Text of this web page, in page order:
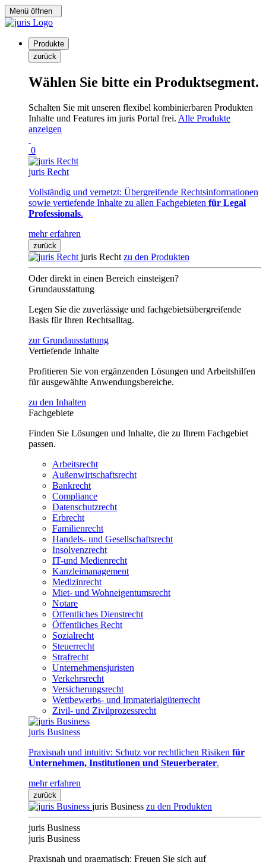
Menü öffnen
Produkte
zurück
Wählen Sie bitte ein Produktsegment.
Schalten Sie mit unseren flexibel kombinierbaren Produkten
Inhalte und Features im juris Portal frei. Alle Produkte
anzeigen
0
juris Recht
Vollständig und vernetzt: Übergreifende Rechtsinformationen
sowie vertiefende Inhalte zu allen Fachgebieten für Legal
Professionals.
mehr erfahren
zurück
juris Recht zu den Produkten
Oder direkt in einen Bereich einsteigen?
Grundausstattung
Legen Sie die zuverlässige und fachgebietsübergreifende
Basis für Ihren Rechtsalltag.
zur Grundausstattung
Vertiefende Inhalte
Profitieren Sie von ergänzenden Lösungen und Arbeitshilfen
für ausgewählte Anwendungsbereiche.
zu den Inhalten
Fachgebiete
Finden Sie Lösungen und Inhalte, die zu Ihrem Fachgebiet
passen.
Arbeitsrecht
Außenwirtschaftsrecht
Bankrecht
Compliance
Datenschutzrecht
Erbrecht
Familienrecht
Handels- und Gesellschaftsrecht
Insolvenzrecht
IT-und Medienrecht
Kanzleimanagement
Medizinrecht
Miet- und Wohneigentumsrecht
Notare
Öffentliches Dienstrecht
Öffentliches Recht
Sozialrecht
Steuerrecht
Strafrecht
Unternehmensjuristen
Verkehrsrecht
Versicherungsrecht
Wettbewerbs- und Immaterialgüterrecht
Zivil- und Zivilprozessrecht
juris Business
Praxisnah und intuitiv: Schutz vor rechtlichen Risiken für
Unternehmen, Institutionen und Steuerberater.
mehr erfahren
zurück
juris Business zu den Produkten
juris Business
juris Business
Praxisnah und pragmatisch: Freuen Sie sich auf